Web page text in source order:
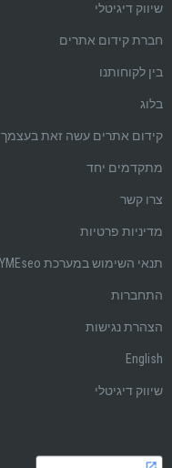
שיווק דיגיטלי
חברת קידום אתרים
בין לקוחותנו
בלוג
קידום אתרים עשה זאת בעצמך
מתקדמים יחד
צרו קשר
מדיניות פרטיות
תנאי השימוש במערכת BYMEseo
התחברות
הצהרת נגישות
English
שיווק דיגיטלי